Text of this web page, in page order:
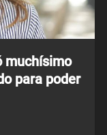
muchísimo
para poder